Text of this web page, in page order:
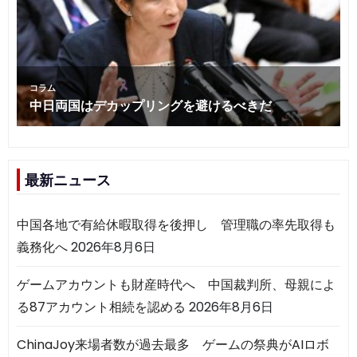
最新ニュース
中国各地で有給休暇取得を後押し 管理職の率先取得も
義務化へ2026年8月6日
ゲームアカウントも財産時代へ 中国裁判所、母親によ
る87アカウント相続を認める 2026年8月6日
ChinaJoy来場者数が過去最多 ゲームの祭典がAIロボ